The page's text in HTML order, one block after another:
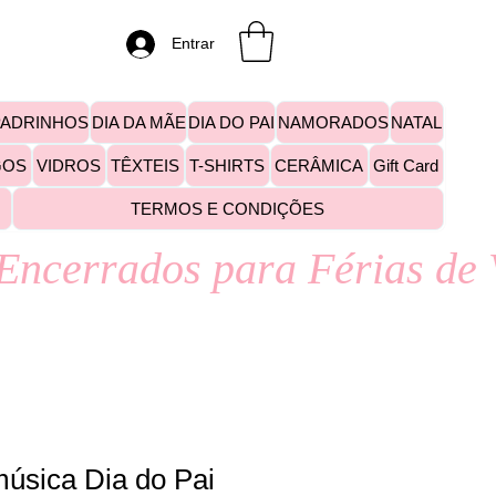
Entrar
Dia do Pai
DIA DA MÃE DIA DO PAI NAMORADOSNATAL
VIDROS TÊXTEIS T-SHIRTS CERÂMICA Gift Card
TERMOS E CONDIÇÕES